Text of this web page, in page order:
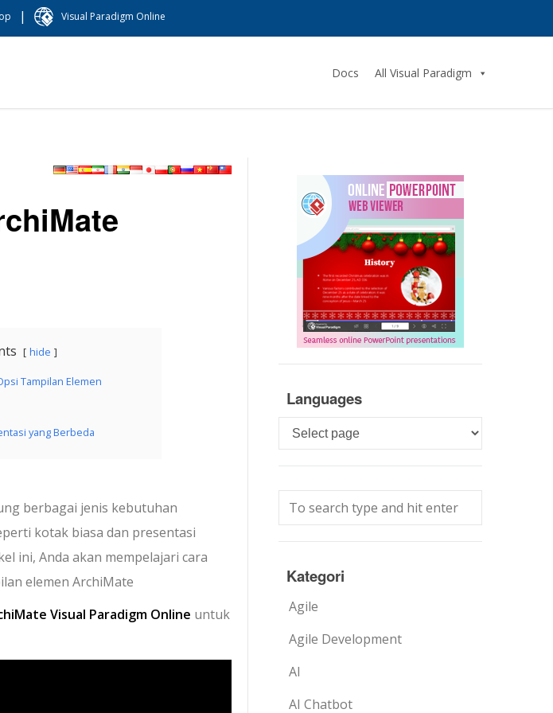
| Visual Paradigm Online
Docs All Visual Paradigm
hide
Tampilan Elemen
yang Berbeda
berbagai jenis kebutuhan
kotak biasa dan presentasi
ini, Anda akan mempelajari cara
elemen ArchiMate
Visual Paradigm Online untuk
Languages
Languages
Kategori
Agile
Agile Development
AI
AI Chatbot